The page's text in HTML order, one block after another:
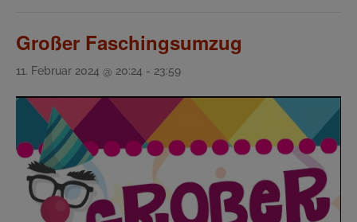
Großer Faschingsumzug
11. Februar 2024 @ 20:24 - 23:59